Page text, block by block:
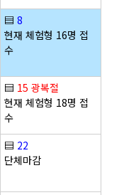
▤ 8
현재 체험형 16명 접
수
▤ 15 광복절
현재 체험형 18명 접
수
▤ 22
단체마감